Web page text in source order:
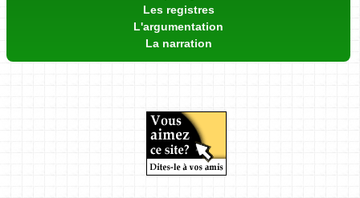
Les registres
L'argumentation
La narration